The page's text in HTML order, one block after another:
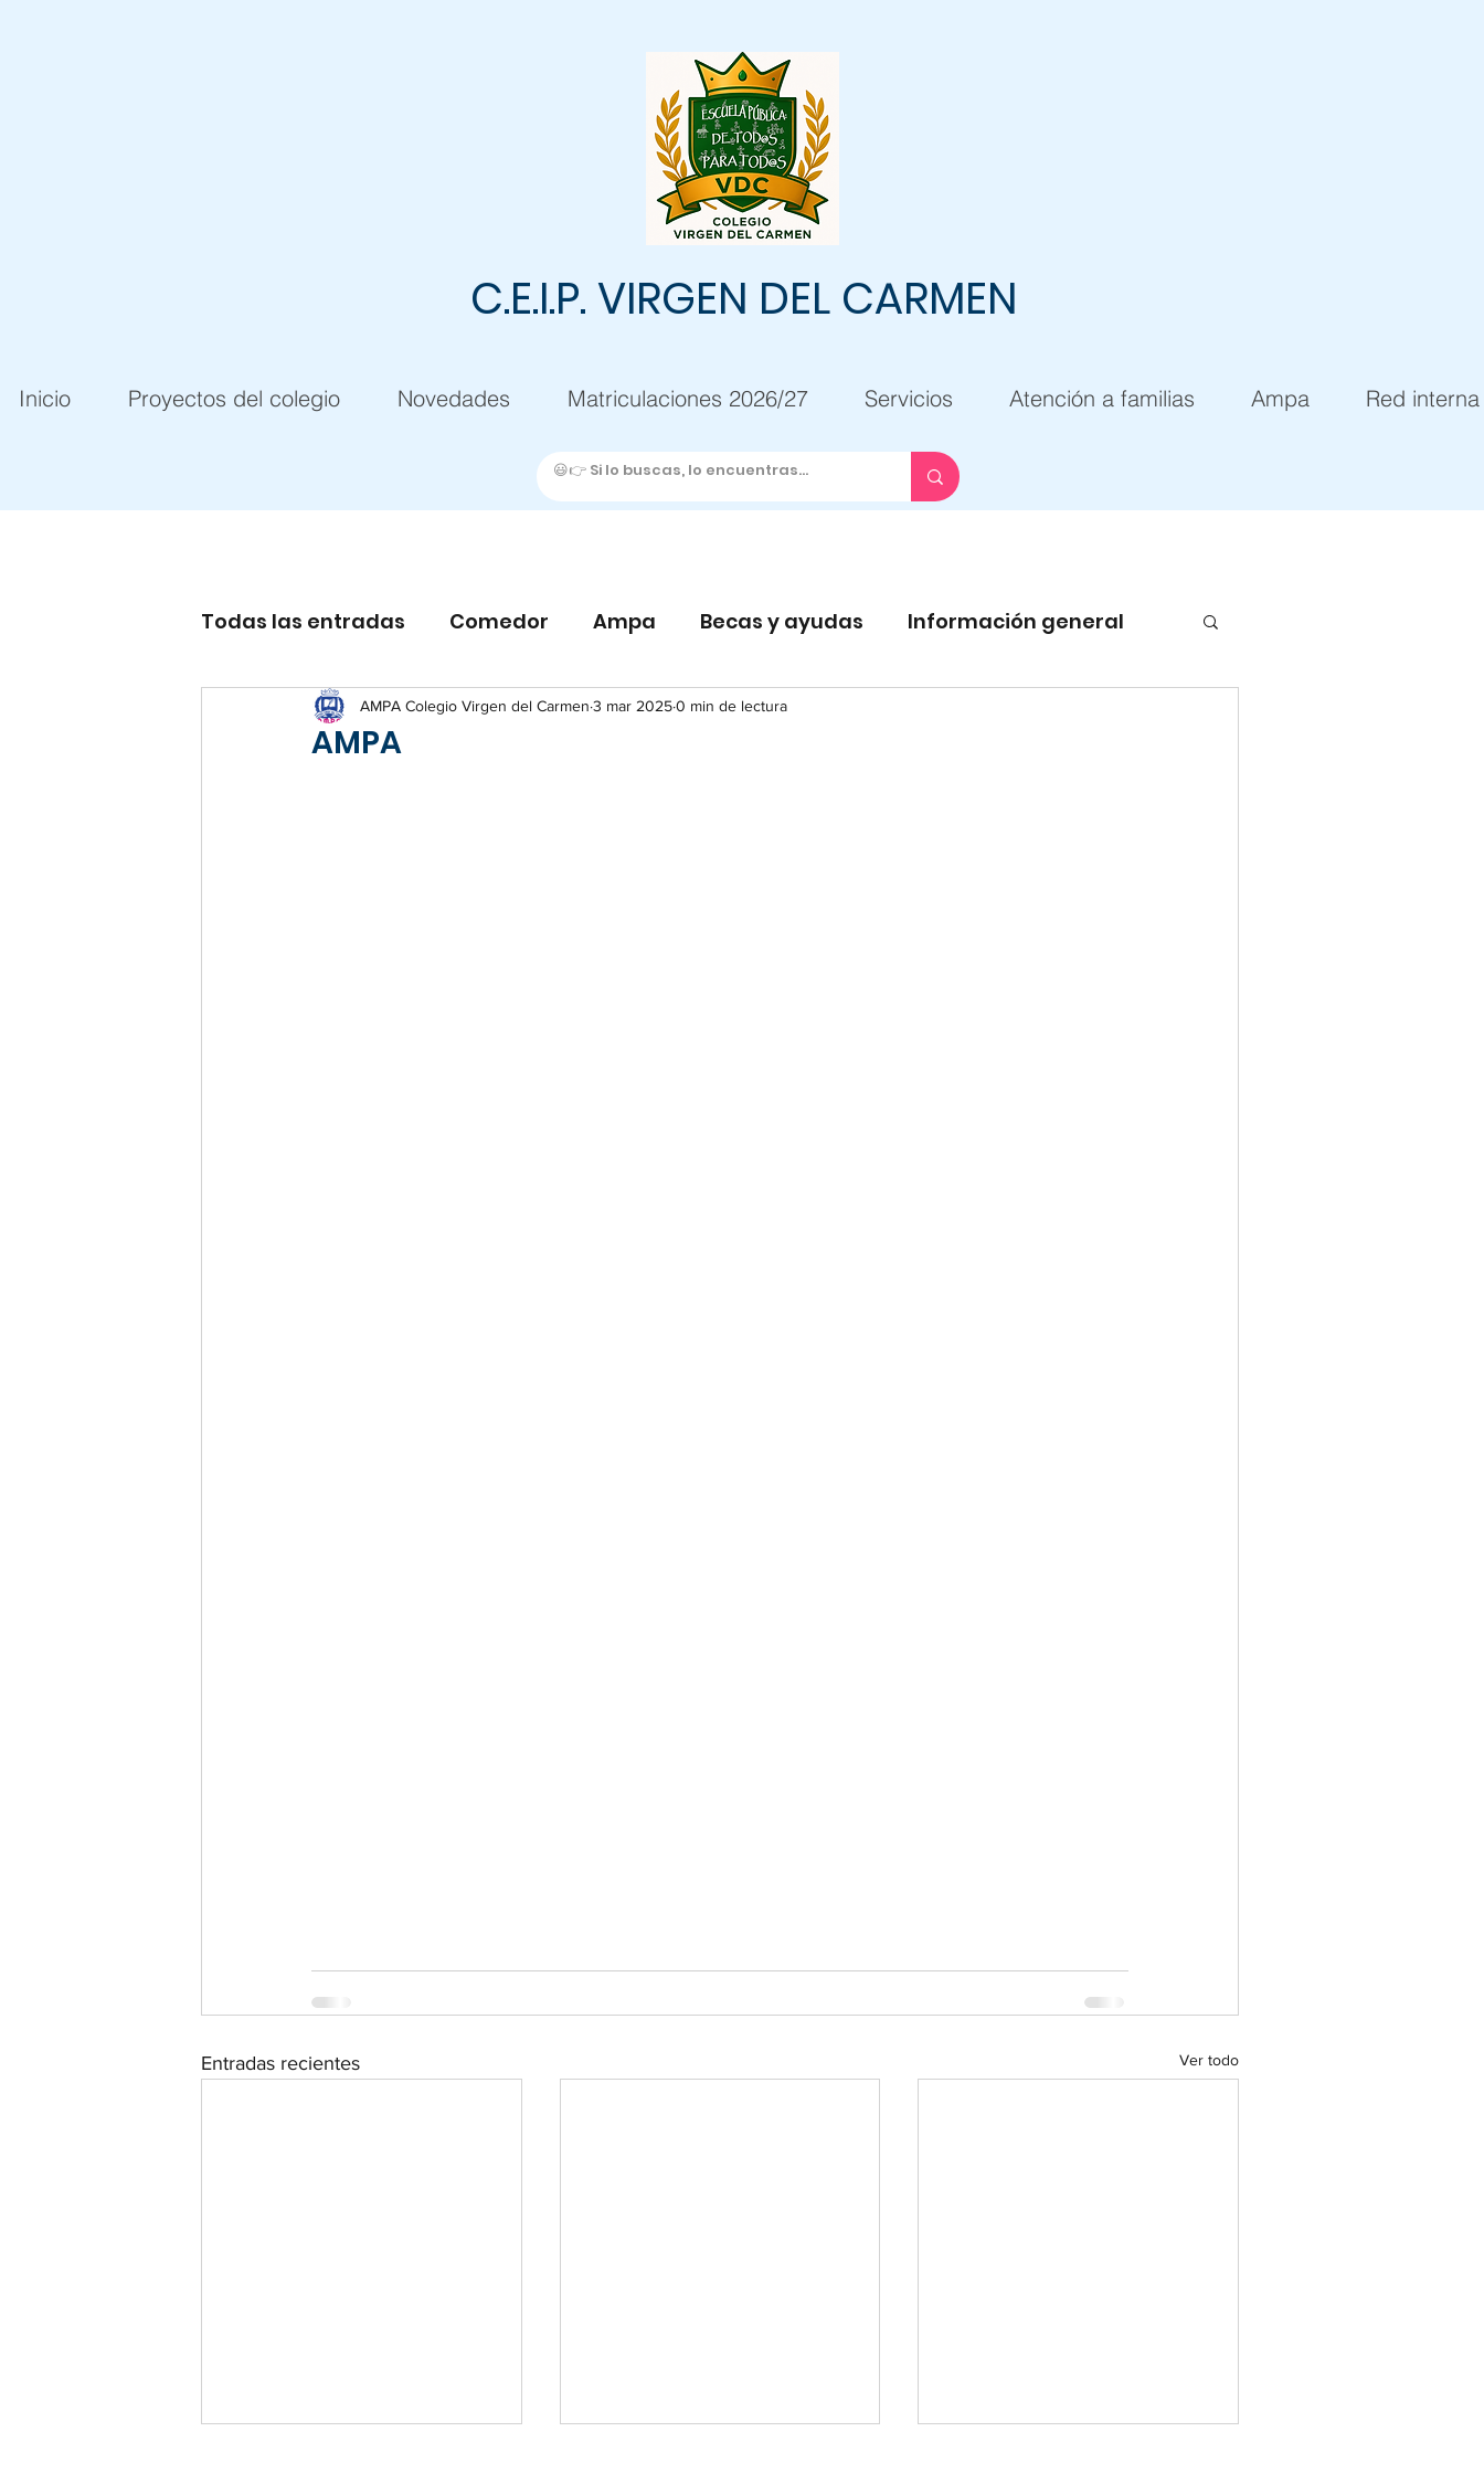
C.E.I.P. VIRGEN DEL CARMEN
Inicio Proyectos del colegio Novedades Matriculaciones 2026/27 Servicios Atención a familias Ampa Red interna
Todas las entradas Comedor Ampa Becas y ayudas Información general
AMPA
AMPA Colegio Virgen del Carmen 3 mar 20250 min de lectura
Entradas recientes Ver todo